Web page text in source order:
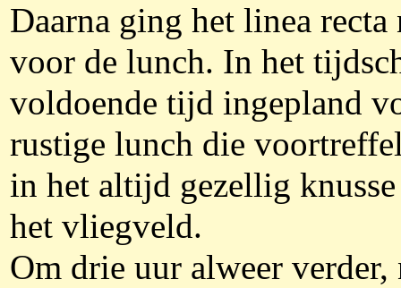
Daarna ging het linea recta
voor de lunch. In het
voldoende tijd ingepland
rustige lunch die
in het altijd gezellig
het vliegveld.
Om drie uur alweer verder,